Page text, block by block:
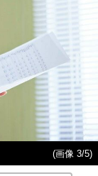
(画像 3/5)